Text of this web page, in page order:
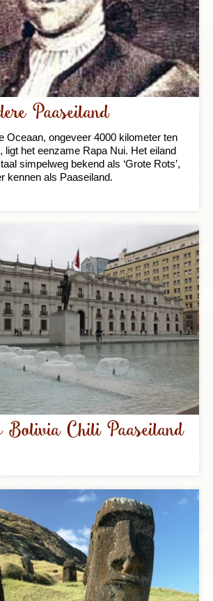
Paaseiland
Oceaan, ongeveer 4000 kilometer ten
ligt het eenzame Rapa Nui. Het eiland
simpelweg bekend als ‘Grote Rots’,
kennen als Paaseiland.
Bolivia Chili Paaseiland